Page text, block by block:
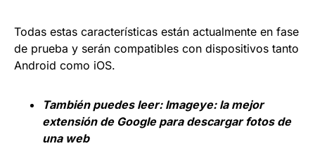
Todas estas características están actualmente en fase
de prueba y serán compatibles con dispositivos tanto
Android como iOS.
También puedes leer: Imageye: la mejor
extensión de Google para descargar fotos de
una web